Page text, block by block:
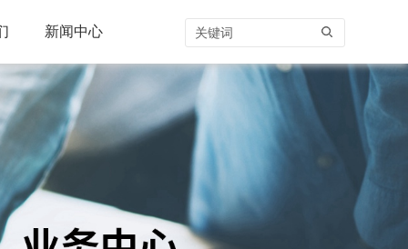
新闻中心